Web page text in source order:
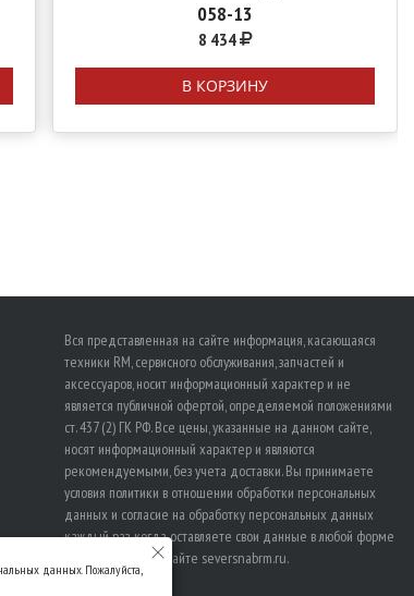
058-13
8 434
В КОРЗИНУ
Вся представленная на сайте информация, касающаяся
техники RM, сервисного обслуживания, запчастей и
аксессуаров, носит информационный характер и не
является публичной офертой, определяемой положениями
ст. 437 (2) ГК РФ. Все цены, указанные на данном сайте,
носят информационный характер и являются
рекомендуемыми, без учета доставки. Вы принимаете
условия политики в отношении обработки персональных
данных и согласие на обработку персональных данных
каждый раз, когда оставляете свои данные в любой форме
обратной связи на сайте seversnabrm.ru.
данных. Пожалуйста,